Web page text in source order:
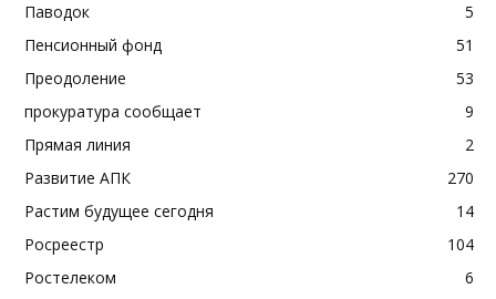
Паводок
5
Пенсионный фонд
51
Преодоление
53
прокуратура сообщает
9
Прямая линия
2
Развитие АПК
270
Растим будущее сегодня
14
Росреестр
104
Ростелеком
6